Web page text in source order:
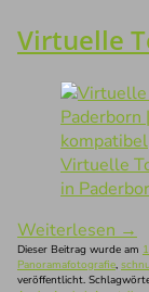
Virtuelle
Virtuelle
in
Weiterlesen →
Dieser Beitrag wurde am
Panoramafotografie,
veröffentlicht.